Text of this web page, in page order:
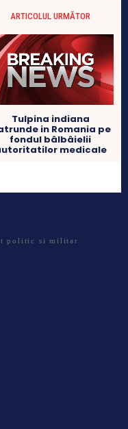
ARTICOLUL URMĂTOR
Tulpina indiana
in Romania pe
fondul bâlbâielii
medicale
politic si militar